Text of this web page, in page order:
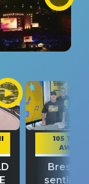
105 TAKE
AWAY
Bresh: